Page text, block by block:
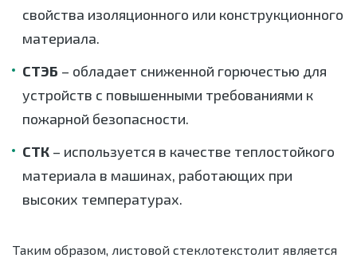
свойства изоляционного или конструкционного
материала.
СТЭБ – обладает сниженной горючестью для
устройств с повышенными требованиями к
пожарной безопасности.
СТК – используется в качестве теплостойкого
материала в машинах, работающих при
высоких температурах.
Таким образом, листовой стеклотекстолит является